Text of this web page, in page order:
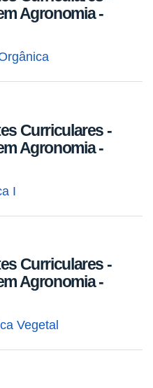
Agronomia -
Curriculares -
Agronomia -
I
Curriculares -
Agronomia -
Vegetal